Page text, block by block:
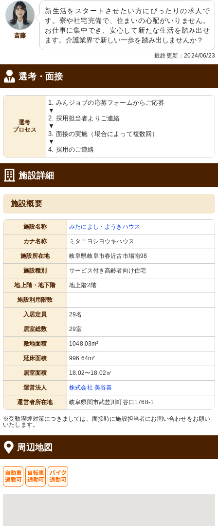
脱衣所
明るく清潔感のある個室で、入居者の
快適な生活をサポートしています。
浴室
安全手すり付きの洗練された浴室で
す。清潔感溢れる環境をご堪能くださ
い。
落ち着いた雰囲気の和室で、利用者が
憩い交流しています。木の温もりが感
じられる空間です。
共有スペース
居室
明るく清潔感ある緑の壁の部屋は、落
ち着いた雰囲気を放っています。
収納
広くて使いやすい収納スペースが整っ
ています。明るく清潔感のある空間が
保たれています。
通路
明るく開放的な廊下は、木目調の扉が
印象的です。ゆったりとした空間で働
ける環境が整っています。
居室
すっきりとしたデザインの洗面スペー
スが設けられ、清潔感溢れる雰囲気で
す。
エレベーター
近代的で清潔感のあるエレベーターを
ご覧いただけます。明るく開放的な印 す。使いやすさと清潔感が魅力です。
斎藤
新生活をスタートさせたい方にぴったりの求人で
す。寮や社宅完備で、住まいの心配がいりません。
お仕事に集中でき、安心して新たな生活を踏み出せ
ます。介護業界で新しい一歩を踏み出しませんか？
最終更新：2024/06/23
選考・面接
選考
プロセス
1. みんジョブの応募フォームからご応募
▼
2. 採用担当者よりご連絡
▼
3. 面接の実施（場合によって複数回）
▼
4. 採用のご連絡
施設詳細
施設概要
施設名称 みたによし・ようきハウス
カナ名称 ミタニヨシヨウキハウス
施設所在地 岐阜県岐阜市春近古市場南98
施設種別 サービス付き高齢者向け住宅
地上階・地下階 地上階2階
施設利用階数 -
入居定員 29名
居室総数 29室
敷地面積 1048.03m²
延床面積 996.64m²
居室面積 18.02〜18.02㎡
運営法人 株式会社 美谷喜
運営者所在地 岐阜県関市武芸川町谷口1768-1
※受動喫煙対策につきましては、面接時に施設担当者にお問い合わせをお願い
いたします。
周辺地図